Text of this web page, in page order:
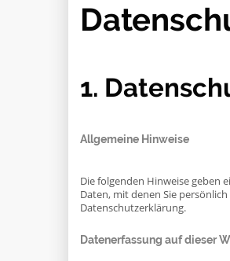
1.
Allgemeine Hinweise
Die folgenden Hinweise geben
Daten, mit denen Sie
Datenschutzerklärung.
Datenerfassung auf dieser